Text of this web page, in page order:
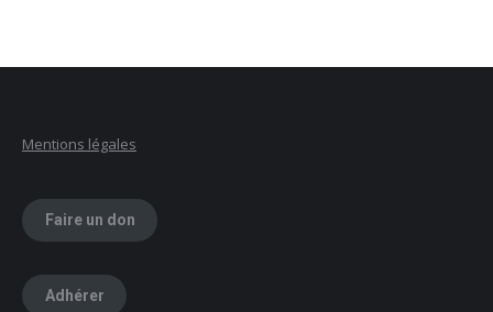
Mentions légales
Faire un don
Adhérer